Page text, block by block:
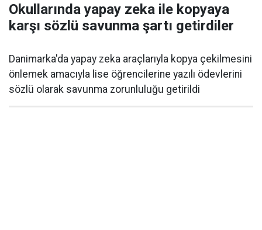
Okullarında yapay zeka ile kopyaya
karşı sözlü savunma şartı getirdiler
Danimarka'da yapay zeka araçlarıyla kopya çekilmesini
önlemek amacıyla lise öğrencilerine yazılı ödevlerini
sözlü olarak savunma zorunluluğu getirildi